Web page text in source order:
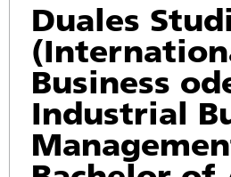
Duales
Business
Industrial